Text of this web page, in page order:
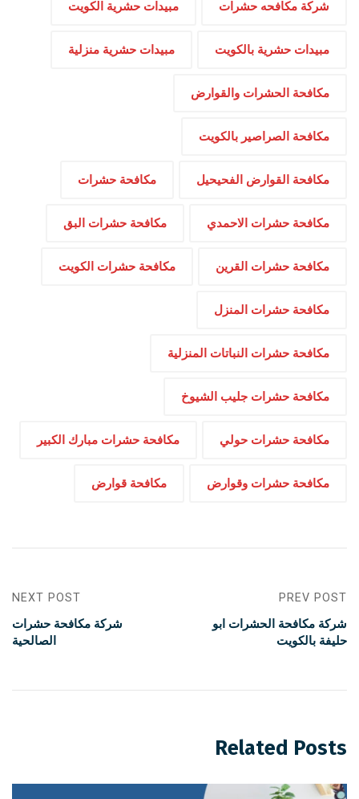
شركة مكافحه حشرات مبيدات حشرية الكويت
مبيدات حشرية بالكويت مبيدات حشرية منزلية
مكافحة الحشرات والقوارض
مكافحة الصراصير بالكويت
مكافحة القوارض الفحيحيل مكافحة حشرات
مكافحة حشرات الاحمدي مكافحة حشرات البق
مكافحة حشرات القرين مكافحة حشرات الكويت
مكافحة حشرات المنزل
مكافحة حشرات النباتات المنزلية
مكافحة حشرات جليب الشيوخ
مكافحة حشرات حولي مكافحة حشرات مبارك الكبير
مكافحة حشرات وقوارض مكافحة قوارض
PREV POST
شركة مكافحة الحشرات ابو
حليفة بالكويت
NEXT POST
شركة مكافحة حشرات
الصالحية
Related Posts